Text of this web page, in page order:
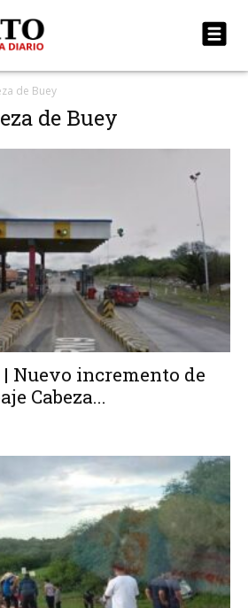
de Buey
de Buey
Nuevo incremento de
Cabeza...